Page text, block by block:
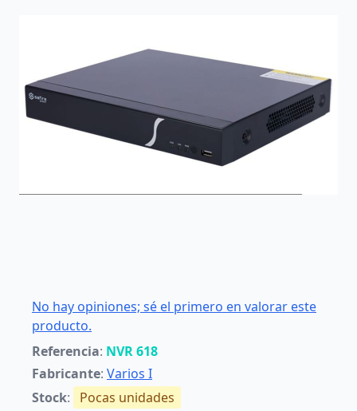
No hay opiniones; sé el primero en valorar este
producto.
Referencia: NVR 618
Fabricante: Varios I
Stock: Pocas unidades